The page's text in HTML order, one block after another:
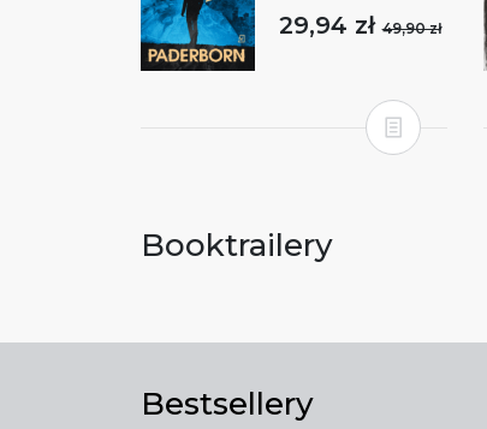
29,94 zł49,90 zł
Booktrailery
Bestsellery